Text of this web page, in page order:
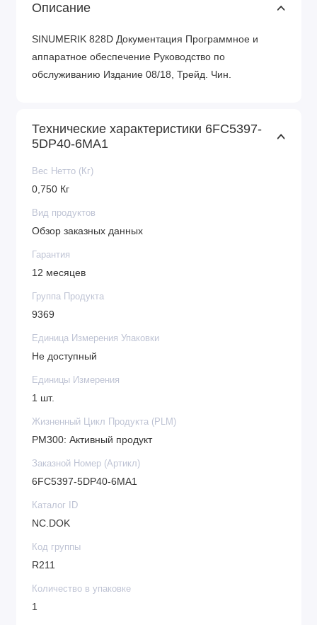
Описание
SINUMERIK 828D Документация Программное и
аппаратное обеспечение Руководство по
обслуживанию Издание 08/18, Трейд. Чин.
Технические характеристики 6FC5397-
5DP40-6MA1
Вес Нетто (Кг)
0,750 Кг
Вид продуктов
Обзор заказных данных
Гарантия
12 месяцев
Группа Продукта
9369
Единица Измерения Упаковки
Не доступный
Единицы Измерения
1 шт.
Жизненный Цикл Продукта (PLM)
PM300: Активный продукт
Заказной Номер (Артикл)
6FC5397-5DP40-6MA1
Каталог ID
NC.DOK
Код группы
R211
Количество в упаковке
1